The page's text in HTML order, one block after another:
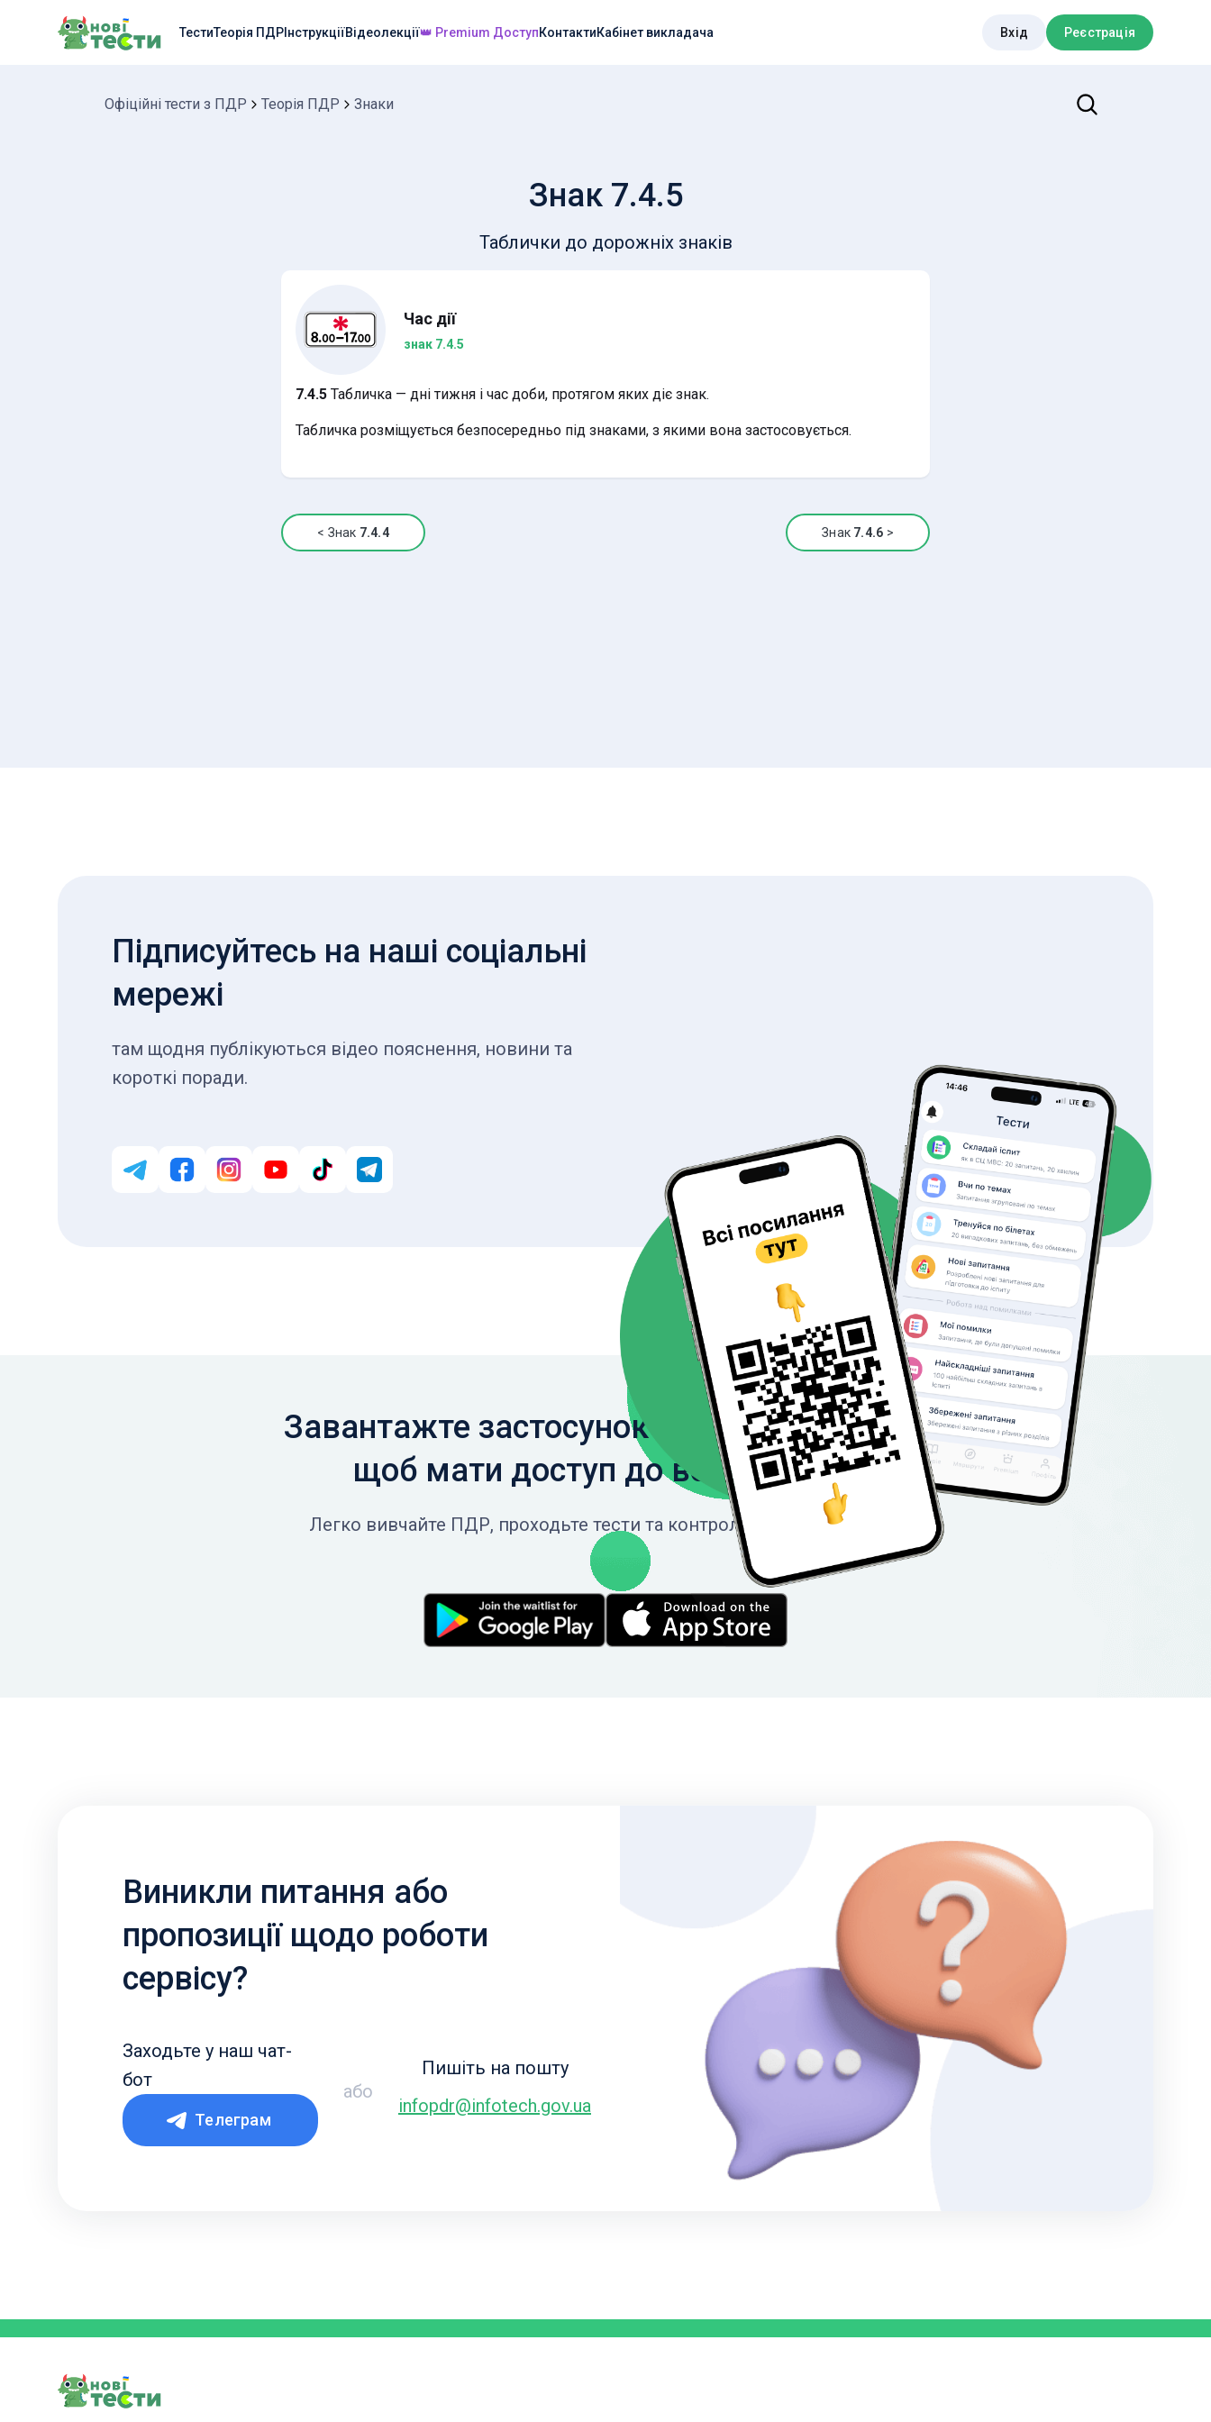
ТестиТеорія ПДР ІнструкціїВідеолекції👑 Premium ДоступКонтактиКабінет викладача Вхід Реєстрація
Офіційні тести з ПДР Теорія ПДР Знаки
Пошук
Знак 7.4.5
Таблички до дорожніх знаків
Час дії
знак 7.4.5
7.4.5 Табличка — дні тижня і час доби, протягом яких діє знак.
Табличка розміщується безпосередньо під знаками, з якими вона застосовується.
< Знак 7.4.4 Знак 7.4.6 >
Підписуйтесь на наші соціальні
мережі
там щодня публікуються відео пояснення, новини та
короткі поради.
Завантажте застосунок на свій смартфон,
щоб мати доступ до всіх функцій
Легко вивчайте ПДР, проходьте тести та контролюйте свій прогрес.
Виникли питання або
пропозиції щодо роботи
сервісу?
Заходьте у наш чат-
бот
Телеграм
або
Пишіть на пошту
infopdr@infotech.gov.ua